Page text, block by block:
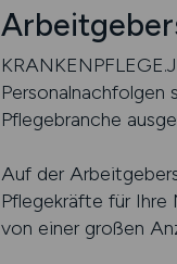
Personalnachfolgen
Pflegebranche
Auf der
Pflegekräfte für
von einer großen